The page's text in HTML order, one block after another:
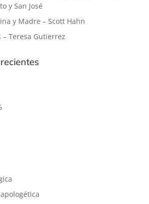
y San José
y Madre – Scott Hahn
Teresa Gutierrez